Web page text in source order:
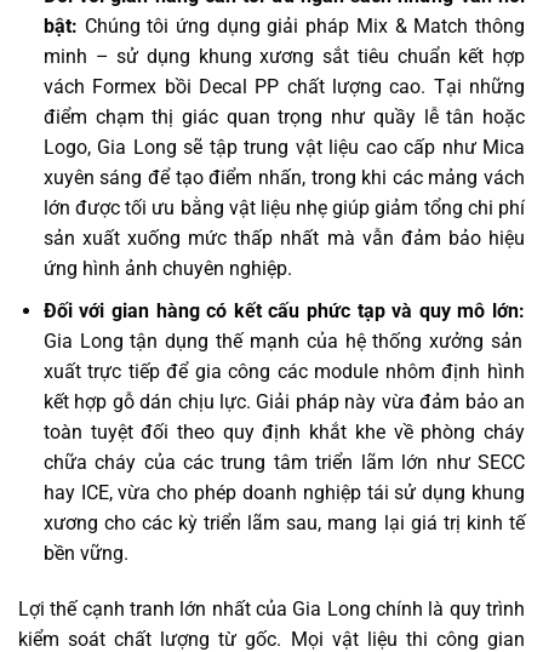
bật: Chúng tôi ứng dụng giải pháp Mix & Match thông
minh – sử dụng khung xương sắt tiêu chuẩn kết hợp
vách Formex bồi Decal PP chất lượng cao. Tại những
điểm chạm thị giác quan trọng như quầy lễ tân hoặc
Logo, Gia Long sẽ tập trung vật liệu cao cấp như Mica
xuyên sáng để tạo điểm nhấn, trong khi các mảng vách
lớn được tối ưu bằng vật liệu nhẹ giúp giảm tổng chi phí
sản xuất xuống mức thấp nhất mà vẫn đảm bảo hiệu
ứng hình ảnh chuyên nghiệp.
Đối với gian hàng có kết cấu phức tạp và quy mô lớn:
Gia Long tận dụng thế mạnh của hệ thống xưởng sản
xuất trực tiếp để gia công các module nhôm định hình
kết hợp gỗ dán chịu lực. Giải pháp này vừa đảm bảo an
toàn tuyệt đối theo quy định khắt khe về phòng cháy
chữa cháy của các trung tâm triển lãm lớn như SECC
hay ICE, vừa cho phép doanh nghiệp tái sử dụng khung
xương cho các kỳ triển lãm sau, mang lại giá trị kinh tế
bền vững.
Lợi thế cạnh tranh lớn nhất của Gia Long chính là quy trình
kiểm soát chất lượng từ gốc. Mọi vật liệu thi công gian